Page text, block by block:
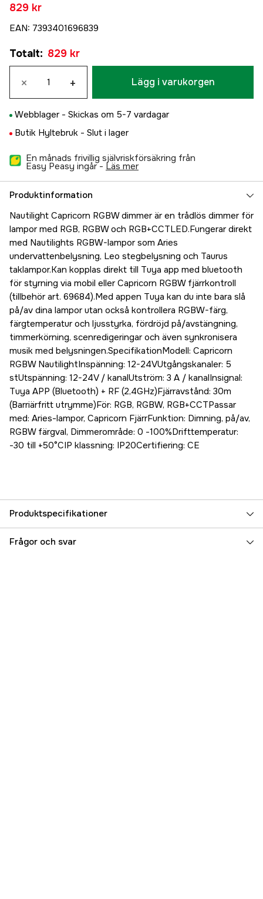
829 kr
EAN: 7393401696839
Totalt: 829 kr
× + Lägg i varukorgen
Webblager - Skickas om 5-7 vardagar
Butik Hyltebruk - Slut i lager
En månads frivillig självriskförsäkring från
Easy Peasy ingår - läs mer
Produktinformation
Nautilight Capricorn RGBW dimmer är en trådlös dimmer för
lampor med RGB, RGBW och RGB+CCTLED.Fungerar direkt
med Nautilights RGBW-lampor som Aries
undervattenbelysning, Leo stegbelysning och Taurus
taklampor.Kan kopplas direkt till Tuya app med bluetooth
för styrning via mobil eller Capricorn RGBW fjärrkontroll
(tillbehör art. 69684).Med appen Tuya kan du inte bara slå
på/av dina lampor utan också kontrollera RGBW-färg,
färgtemperatur och ljusstyrka, fördröjd på/avstängning,
timmerkörning, scenredigeringar och även synkronisera
musik med belysningen.SpecifikationModell: Capricorn
RGBW NautilightInspänning: 12-24VUtgångskanaler: 5
stUtspänning: 12-24V / kanalUtström: 3 A / kanalInsignal:
Tuya APP (Bluetooth) + RF (2,4GHz)Fjärravstånd: 30m
(Barriärfritt utrymme)För: RGB, RGBW, RGB+CCTPassar
med: Aries-lampor, Capricorn FjärrFunktion: Dimning, på/av,
RGBW färgval, Dimmerområde: 0 -100%Drifttemperatur:
-30 till +50°CIP klassning: IP20Certifiering: CE
Produktspecifikationer
Referensnummer 5000033473
Frågor och svar